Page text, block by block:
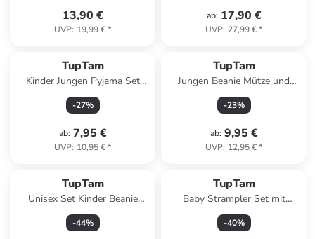
13,90 €
UVP: 19,99 €*
ab: 17,90 €
UVP: 27,99 €*
TupTam
Kinder Jungen Pyjama Set
Kurzarm 2-teilig Sommer in
grün
-27%
ab: 7,95 €
UVP: 10,95 €*
TupTam
Jungen Beanie Mütze und
Schlauchschal 2er Set in
hellgrau
-23%
ab: 9,95 €
UVP: 12,95 €*
TupTam
Unisex Set Kinder Beanie
Mütze Schlauchschal in
schwarz
-44%
TupTam
Baby Strampler Set mit
Spruch in rot/weiß
-40%